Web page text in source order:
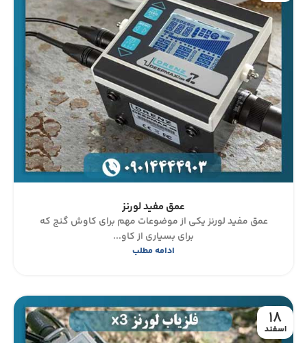
عمق مفید لورنز
عمق مفید لورنز یکی از موضوعات مهم برای کاوش گنج که
برای بسیاری از کاو...
ادامه مطلب
18
اسفند